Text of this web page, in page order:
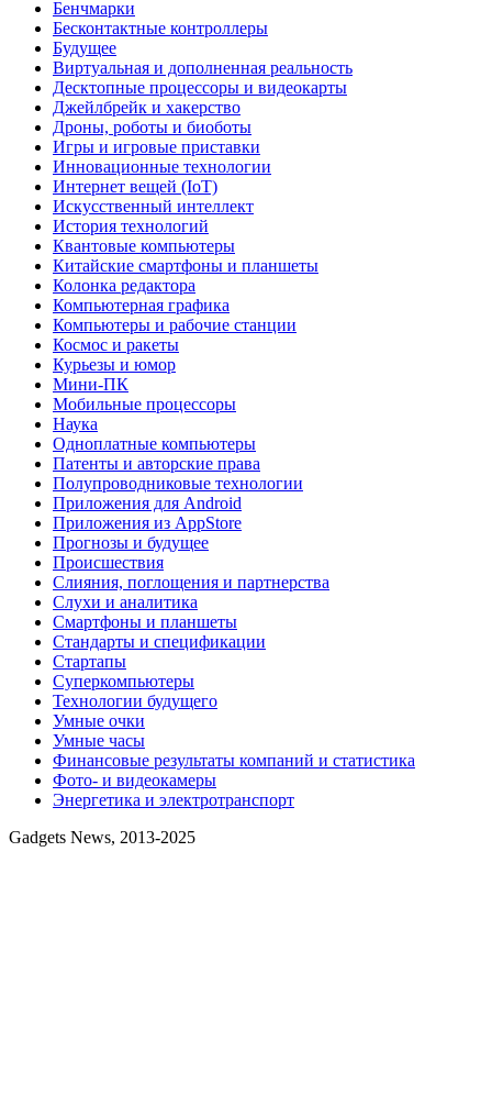
Бенчмарки
Бесконтактные контроллеры
Будущее
Виртуальная и дополненная реальность
Десктопные процессоры и видеокарты
Джейлбрейк и хакерство
Дроны, роботы и биоботы
Игры и игровые приставки
Инновационные технологии
Интернет вещей (IoT)
Искусственный интеллект
История технологий
Квантовые компьютеры
Китайские смартфоны и планшеты
Колонка редактора
Компьютерная графика
Компьютеры и рабочие станции
Космос и ракеты
Курьезы и юмор
Мини-ПК
Мобильные процессоры
Наука
Одноплатные компьютеры
Патенты и авторские права
Полупроводниковые технологии
Приложения для Android
Приложения из AppStore
Прогнозы и будущее
Происшествия
Слияния, поглощения и партнерства
Слухи и аналитика
Смартфоны и планшеты
Стандарты и спецификации
Стартапы
Суперкомпьютеры
Технологии будущего
Умные очки
Умные часы
Финансовые результаты компаний и статистика
Фото- и видеокамеры
Энергетика и электротранспорт
Gadgets News, 2013-2025